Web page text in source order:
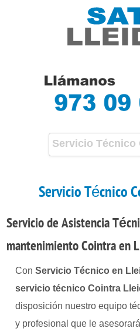
Servicio Técnico
Servicio Técnico
Servicio de Asistencia
mantenimientoCointra en
Con Servicio Técnico en
servicio técnico Cointra
disposición nuestro equipo
y profesional que le